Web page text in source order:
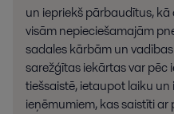
un iepriekš pārbaudītus,
visām nepieciešamajām
sadales kārbām un
sarežģītas iekārtas var
tiešsaistē, ietaupot laiku
ieņēmumiem, kas saistīti